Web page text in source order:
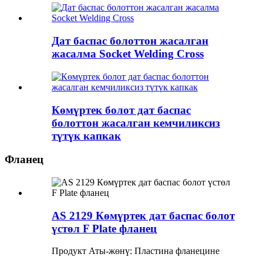
Дат баспас болоттон жасалган
жасалма Socket Welding Cross
Көмүртек болот дат баспас
болоттон жасалган кемчиликсиз
түтүк капкак
Фланец
AS 2129 Көмүртек дат баспас болот
үстөл F Plate фланец
Продукт Аты-жөнү: Пластина фланецине